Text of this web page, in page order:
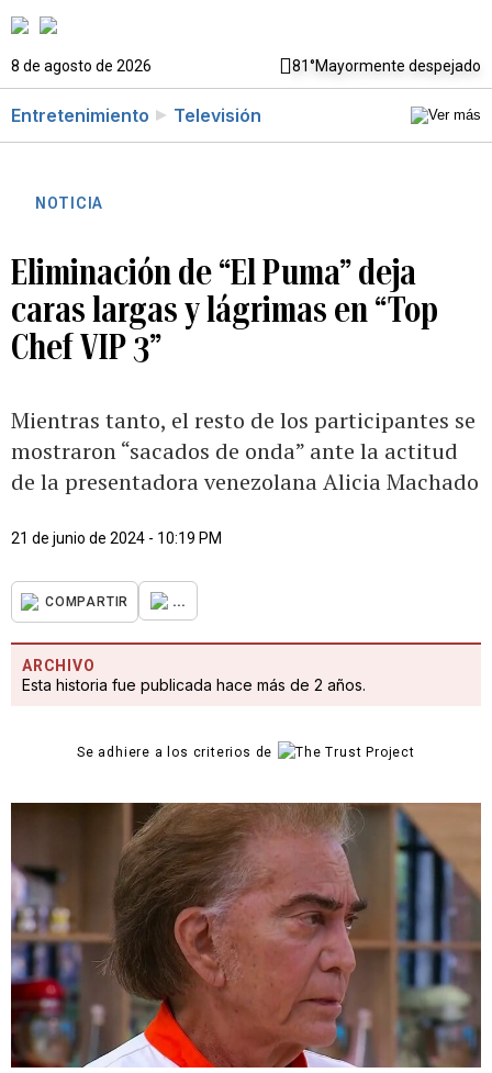
8 de agosto de 2026 81°Mayormente despejado
Entretenimiento Televisión
NOTICIA
Eliminación de “El Puma” deja
caras largas y lágrimas en “Top
Chef VIP 3”
Mientras tanto, el resto de los participantes se
mostraron “sacados de onda” ante la actitud
de la presentadora venezolana Alicia Machado
21 de junio de 2024 - 10:19 PM
COMPARTIR ...
ARCHIVO
Esta historia fue publicada hace más de 2 años.
Se adhiere a los criterios de